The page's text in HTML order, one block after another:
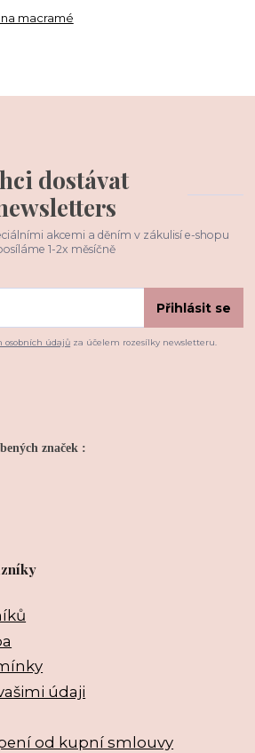
macramé
dostávat
akcemi a děním v zákulisí e-shopu
1-2x měsíčně
Přihlásit se
osobních údajů za účelem rozesílky newsletteru.
značek :
údaji
od kupní smlouvy